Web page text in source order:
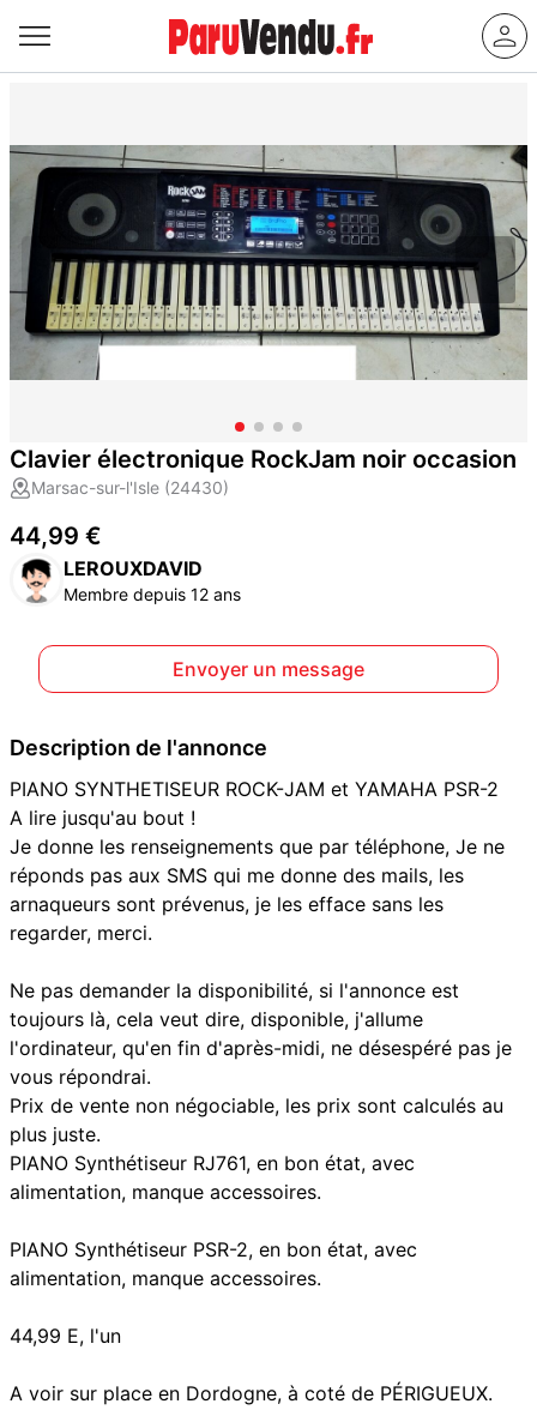
Clavier électronique RockJam noir occasion
Marsac-sur-l'Isle (24430)
44,99 €
LEROUXDAVID
Membre depuis 12 ans
Envoyer un message
Description de l'annonce
PIANO SYNTHETISEUR ROCK-JAM et YAMAHA PSR-2
A lire jusqu'au bout !
Je donne les renseignements que par téléphone, Je ne
réponds pas aux SMS qui me donne des mails, les
arnaqueurs sont prévenus, je les efface sans les
regarder, merci.
Ne pas demander la disponibilité, si l'annonce est
toujours là, cela veut dire, disponible, j'allume
l'ordinateur, qu'en fin d'après-midi, ne désespéré pas je
vous répondrai.
Prix de vente non négociable, les prix sont calculés au
plus juste.
PIANO Synthétiseur RJ761, en bon état, avec
alimentation, manque accessoires.
PIANO Synthétiseur PSR-2, en bon état, avec
alimentation, manque accessoires.
44,99 E, l'un
A voir sur place en Dordogne, à coté de PÉRIGUEUX.